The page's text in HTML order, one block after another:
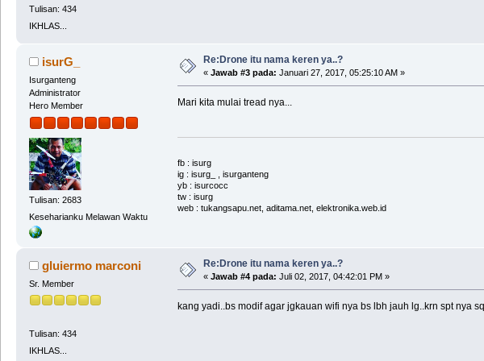
Tulisan: 434
IKHLAS...
isurG_
Isurganteng
Administrator
Hero Member
Tulisan: 2683
Keseharianku Melawan Waktu
Re:Drone itu nama keren ya..?
« Jawab #3 pada: Januari 27, 2017, 05:25:10 AM »
Mari kita mulai tread nya...
fb : isurg
ig : isurg_ , isurganteng
yb : isurcocc
tw : isurg
web : tukangsapu.net, aditama.net, elektronika.web.id
gluiermo marconi
Sr. Member
Tulisan: 434
IKHLAS...
Re:Drone itu nama keren ya..?
« Jawab #4 pada: Juli 02, 2017, 04:42:01 PM »
kang yadi..bs modif agar jgkauan wifi nya bs lbh jauh lg..krn spt nya